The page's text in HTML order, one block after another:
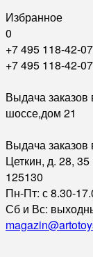
Избранное
0
+7 495 118-42-
+7 495 118-42-
Выдача заказов
шоссе,дом 21
Выдача
Цеткин, д. 28,
125130
Пн-Пт: с 8.30-
Сб и Вс: